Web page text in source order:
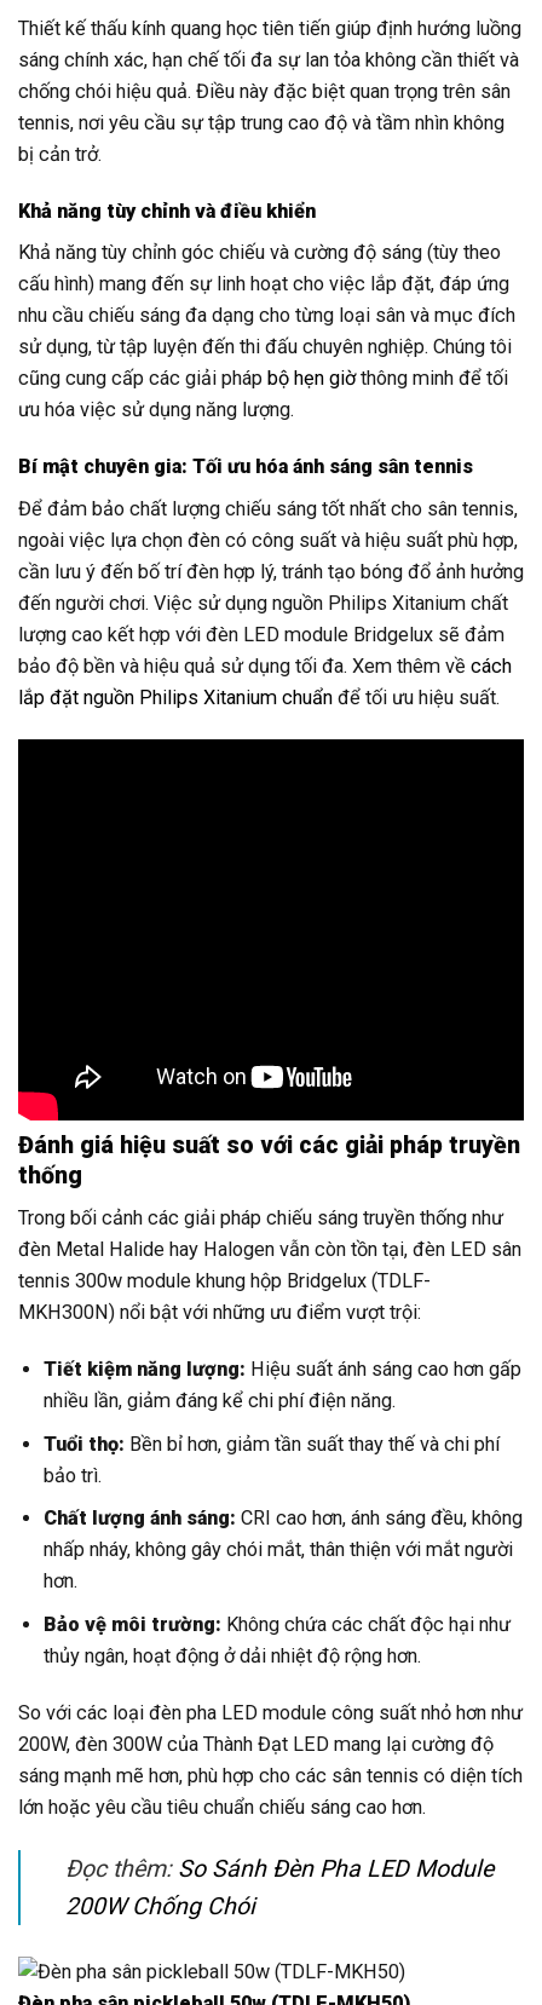
Thiết kế thấu kính quang học tiên tiến giúp định hướng luồng
sáng chính xác, hạn chế tối đa sự lan tỏa không cần thiết và
chống chói hiệu quả. Điều này đặc biệt quan trọng trên sân
tennis, nơi yêu cầu sự tập trung cao độ và tầm nhìn không
bị cản trở.
Khả năng tùy chỉnh và điều khiển
Khả năng tùy chỉnh góc chiếu và cường độ sáng (tùy theo
cấu hình) mang đến sự linh hoạt cho việc lắp đặt, đáp ứng
nhu cầu chiếu sáng đa dạng cho từng loại sân và mục đích
sử dụng, từ tập luyện đến thi đấu chuyên nghiệp. Chúng tôi
cũng cung cấp các giải pháp bộ hẹn giờthông minh để tối
ưu hóa việc sử dụng năng lượng.
Bí mật chuyên gia: Tối ưu hóa ánh sáng sân tennis
Để đảm bảo chất lượng chiếu sáng tốt nhất cho sân tennis,
ngoài việc lựa chọn đèn có công suất và hiệu suất phù hợp,
cần lưu ý đến bố trí đèn hợp lý, tránh tạo bóng đổ ảnh hưởng
đến người chơi. Việc sử dụng nguồn Philips Xitanium chất
lượng cao kết hợp với đèn LED module Bridgelux sẽ đảm
bảo độ bền và hiệu quả sử dụng tối đa. Xem thêm về cách
lắp đặt nguồn Philips Xitanium chuẩn để tối ưu hiệu suất.
Đánh giá hiệu suất so với các giải pháp truyền
thống
Trong bối cảnh các giải pháp chiếu sáng truyền thống như
đèn Metal Halide hay Halogen vẫn còn tồn tại, đèn LED sân
tennis 300w module khung hộp Bridgelux (TDLF-
MKH300N) nổi bật với những ưu điểm vượt trội:
Tiết kiệm năng lượng: Hiệu suất ánh sáng cao hơn gấp
nhiều lần, giảm đáng kể chi phí điện năng.
Tuổi thọ: Bền bỉ hơn, giảm tần suất thay thế và chi phí
bảo trì.
Chất lượng ánh sáng: CRI cao hơn, ánh sáng đều, không
nhấp nháy, không gây chói mắt, thân thiện với mắt người
hơn.
Bảo vệ môi trường: Không chứa các chất độc hại như
thủy ngân, hoạt động ở dải nhiệt độ rộng hơn.
So với các loại đèn pha LED module công suất nhỏ hơn như
200W, đèn 300W của Thành Đạt LED mang lại cường độ
sáng mạnh mẽ hơn, phù hợp cho các sân tennis có diện tích
lớn hoặc yêu cầu tiêu chuẩn chiếu sáng cao hơn.
Đọc thêm: So Sánh Đèn Pha LED Module
200W Chống Chói